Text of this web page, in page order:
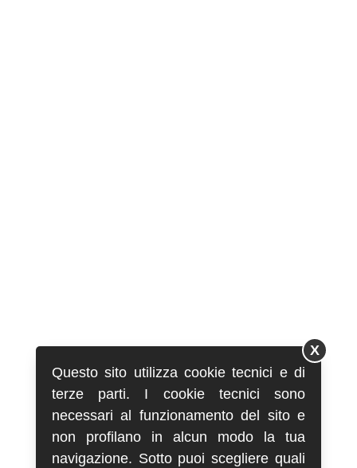
Questo sito utilizza cookie tecnici e di
terze parti. I cookie tecnici sono
necessari al funzionamento del sito e
non profilano in alcun modo la tua
navigazione. Sotto puoi scegliere quali
X